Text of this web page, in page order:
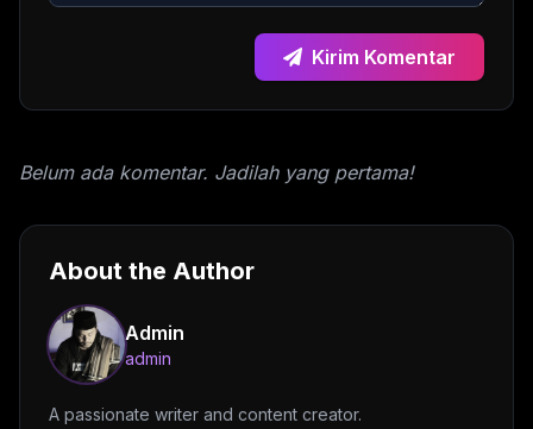
Kirim Komentar
Belum ada komentar. Jadilah yang pertama!
About the Author
Admin
admin
A passionate writer and content creator.